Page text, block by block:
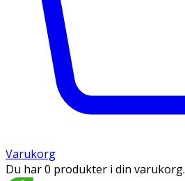
Varukorg
Du har 0 produkter i din varukorg.